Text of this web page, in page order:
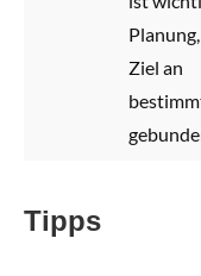
Ziel an
Tipps